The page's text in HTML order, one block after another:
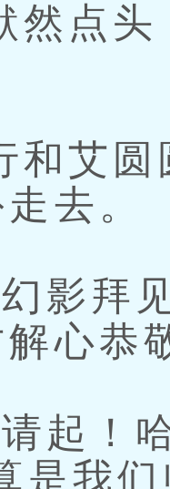
点头
艾圆
去。
影拜
心恭
起！
是我